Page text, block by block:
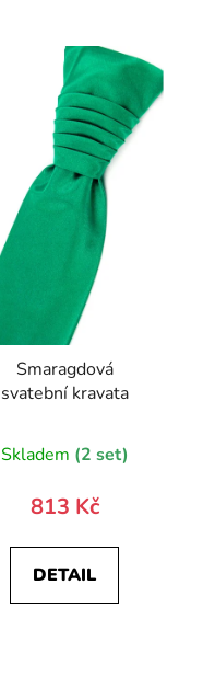
Smaragdová
svatební kravata
Skladem (2 set)
813 Kč
DETAIL